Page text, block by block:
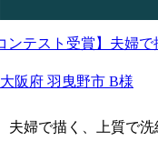
大阪府 羽曳野市 B様
夫婦で描く、上質で